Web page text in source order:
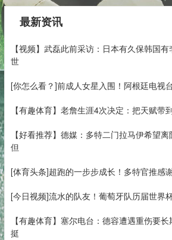
最新资讯
【视频】武磊此前采访：日本有久保韩国
世
[你怎么看？]前成人女星入围！阿根廷电视
【有趣体育】老詹生涯4次决定：把天赋带
【好看推荐】德媒：多特二门拉马伊希望
但
[体育头条]超跑的一步步成长！多特官推感
[今日视频]流水的队友！葡萄牙队历届世界
【有趣体育】塞尔电台：德容遭遇重伤要
挺